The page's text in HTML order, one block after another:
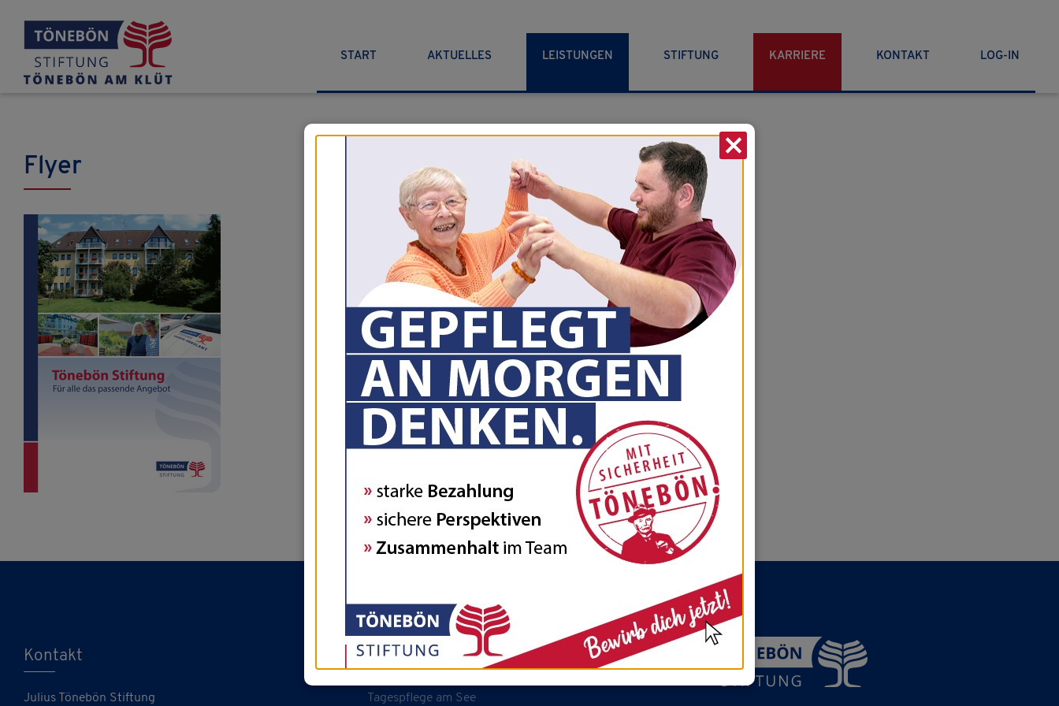
Flyer
START AKTUELLES LEISTUNGEN STIFTUNG KARRIERE KONTAKT LOG-IN
Kontakt
Julius Tönebön Stiftung
Leistungen
Tönebön Gala Menü
Tagespflege am See
X